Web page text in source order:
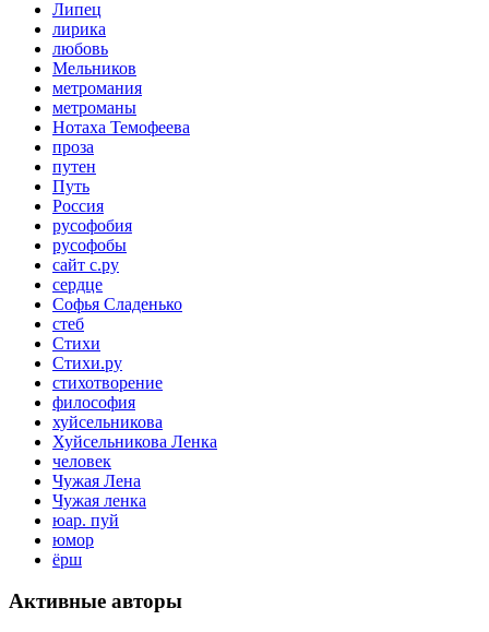
Липец
лирика
любовь
Мельников
метромания
метроманы
Нотаха Темофеева
проза
путен
Путь
Россия
русофобия
русофобы
сайт с.ру
сердце
Софья Сладенько
стеб
Стихи
Стихи.ру
стихотворение
философия
хуйсельникова
Хуйсельникова Ленка
человек
Чужая Лена
Чужая ленка
юар. пуй
юмор
ёрш
Активные авторы